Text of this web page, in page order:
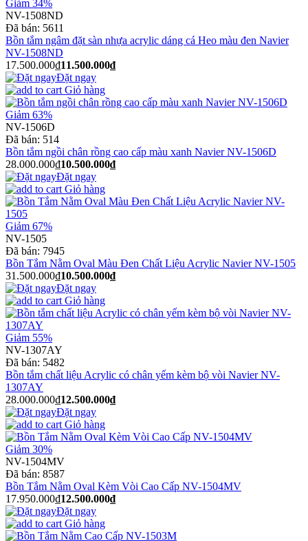
Giảm 34%
NV-1508ND
Đã bán: 5611
Bồn tắm ngâm đặt sàn nhựa acrylic dáng cá Heo màu đen Navier
NV-1508ND
17.500.000₫11.500.000₫
Đặt ngay
Giỏ hàng
Giảm 63%
NV-1506D
Đã bán: 514
Bồn tắm ngồi chân rồng cao cấp màu xanh Navier NV-1506D
28.000.000₫10.500.000₫
Đặt ngay
Giỏ hàng
Giảm 67%
NV-1505
Đã bán: 7945
Bồn Tắm Nằm Oval Màu Đen Chất Liệu Acrylic Navier NV-1505
31.500.000₫10.500.000₫
Đặt ngay
Giỏ hàng
Giảm 55%
NV-1307AY
Đã bán: 5482
Bồn tắm chất liệu Acrylic có chân yếm kèm bộ vòi Navier NV-
1307AY
28.000.000₫12.500.000₫
Đặt ngay
Giỏ hàng
Giảm 30%
NV-1504MV
Đã bán: 8587
Bồn Tắm Nằm Oval Kèm Vòi Cao Cấp NV-1504MV
17.950.000₫12.500.000₫
Đặt ngay
Giỏ hàng